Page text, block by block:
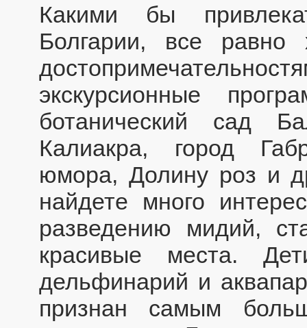
Какими бы
Болгарии, все равно
экскурсионные
ботанический сад
Калиакра, город
юмора, Долину роз и
найдете много
разведению мидий,
красивые места.
дельфинарий и
признан самым